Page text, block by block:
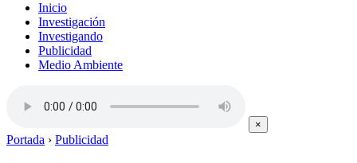
Inicio
Investigación
Investigando
Publicidad
Medio Ambiente
×
Portada › Publicidad